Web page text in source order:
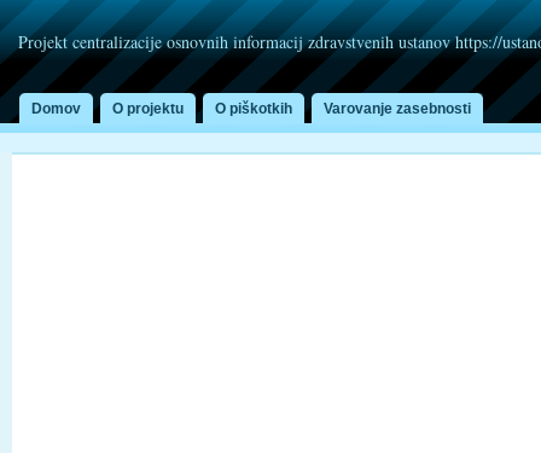
Projekt centralizacije osnovnih informacij zdravstvenih ustanov https://
Domov O projektu O piškotkih Varovanje zasebnosti